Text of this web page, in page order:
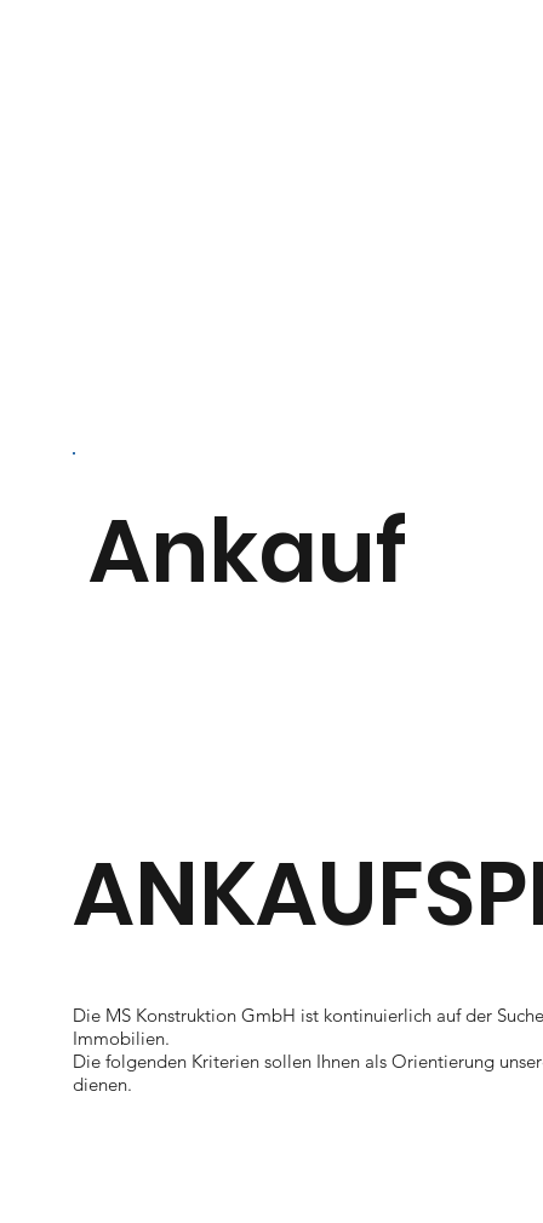
Die MS Konstruktion GmbH ist kontinuierlich auf der
Immobilien.
Die folgenden Kriterien sollen Ihnen als Orientierung
dienen.
Ankauf